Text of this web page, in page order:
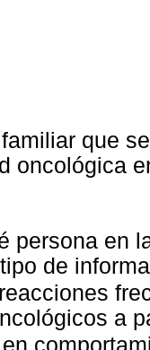
que
oncológica
persona en
de
a